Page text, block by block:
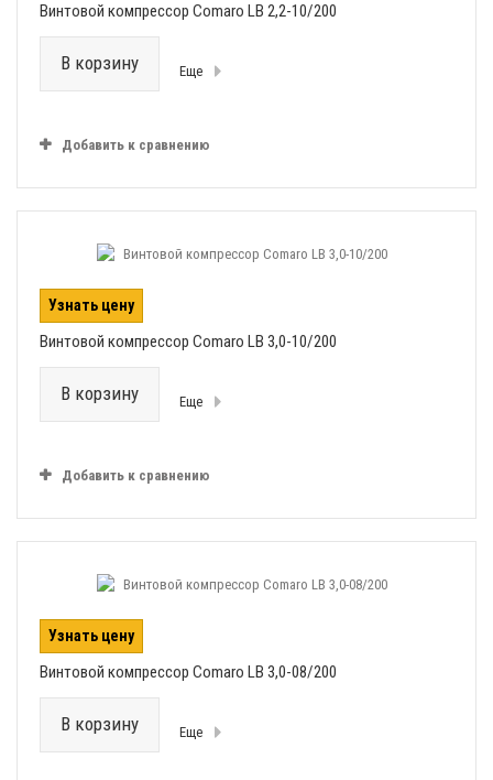
Винтовой компрессор Comaro LB 2,2-10/200
В корзину Еще
Добавить к сравнению
Узнать цену
Винтовой компрессор Comaro LB 3,0-10/200
В корзину Еще
Добавить к сравнению
Узнать цену
Винтовой компрессор Comaro LB 3,0-08/200
В корзину Еще